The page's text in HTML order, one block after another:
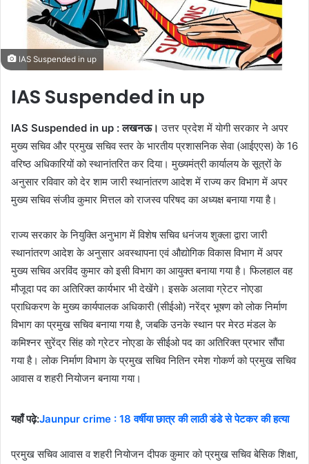
a
i
l
IAS Suspended in up
IAS Suspended in up
IAS Suspended in up : लखनऊ। उत्तर प्रदेश में याेगी सरकार ने अपर
मुख्य सचिव और प्रमुख सचिव स्तर के भारतीय प्रशासनिक सेवा (आईएएस) के 16
वरिष्ठ अधिकारियों को स्थानांतरित कर दिया। मुख्यमंत्री कार्यालय के सूत्रों के
अनुसार रविवार को देर शाम जारी स्थानांतरण आदेश में राज्य कर विभाग में अपर
मुख्य सचिव संजीव कुमार मित्तल को राजस्व परिषद का अध्यक्ष बनाया गया है।
राज्य सरकार के नियुक्ति अनुभाग में विशेष सचिव धनंजय शुक्ला द्वारा जारी
स्थानांतरण आदेश के अनुसार अवस्थापना एवं औद्योगिक विकास विभाग में अपर
मुख्य सचिव अरविंद कुमार को इसी विभाग का आयुक्त बनाया गया है। फिलहाल वह
मौजूदा पद का अतिरिक्त कार्यभार भी देखेंगे। इसके अलावा ग्रेटर नोएडा
प्राधिकरण के मुख्य कार्यपालक अधिकारी (सीईओ) नरेंद्र भूषण को लोक निर्माण
विभाग का प्रमुख सचिव बनाया गया है, जबकि उनके स्थान पर मेरठ मंडल के
कमिश्नर सुरेंद्र सिंह को ग्रेटर नोएडा के सीईओ पद का अतिरिक्त प्रभार सौंपा
गया है। लोक निर्माण विभाग के प्रमुख सचिव नितिन रमेश गोकर्ण को प्रमुख सचिव
आवास व शहरी नियोजन बनाया गया।
यहाँ पढ़े:Jaunpur crime : 18 वर्षीया छात्र की लाठी डंडे से पेटकर की हत्या
प्रमुख सचिव आवास व शहरी नियोजन दीपक कुमार को प्रमुख सचिव बेसिक शिक्षा,